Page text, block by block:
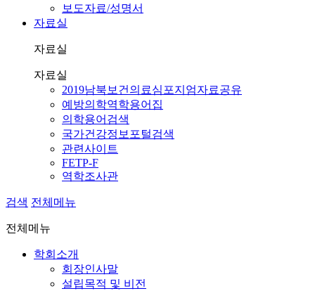
보도자료/성명서
자료실
자료실
자료실
2019남북보건의료심포지엄자료공유
예방의학역학용어집
의학용어검색
국가건강정보포털검색
관련사이트
FETP-F
역학조사관
검색 전체메뉴
전체메뉴
학회소개
회장인사말
설립목적 및 비전